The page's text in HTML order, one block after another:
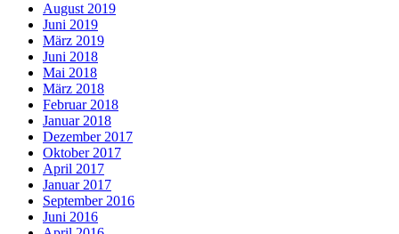
August 2019
Juni 2019
März 2019
Juni 2018
Mai 2018
März 2018
Februar 2018
Januar 2018
Dezember 2017
Oktober 2017
April 2017
Januar 2017
September 2016
Juni 2016